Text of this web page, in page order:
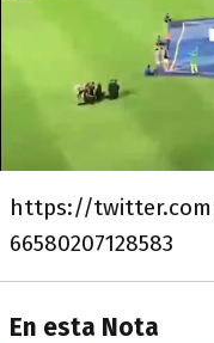
https://
66580207128583
En esta Nota